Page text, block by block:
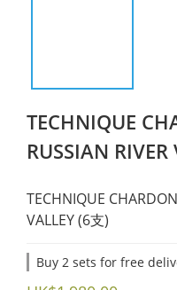
TECHNIQUE
RUSSIAN
TECHNIQUE
VALLEY (6支)
Buy 2 sets for free